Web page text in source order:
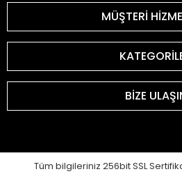
MÜŞTERİ
BİZE
Tüm bilgileriniz 256bit SSL